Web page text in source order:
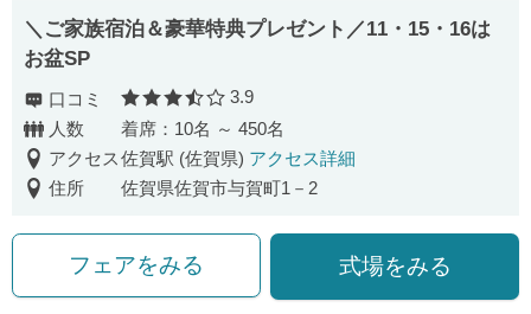
＼ご家族宿泊＆豪華特典プレゼント／11・15・16は
お盆SP
口コミ 口コミ評価
3.9
人数
着席：10名 ～ 450名
アクセス佐賀駅 (佐賀県) アクセス詳細
住所
佐賀県佐賀市与賀町1－2
フェアをみる 式場をみる